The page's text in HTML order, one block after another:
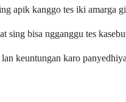
apik kanggo tes iki
sing bisa ngganggu tes
keuntungan karo